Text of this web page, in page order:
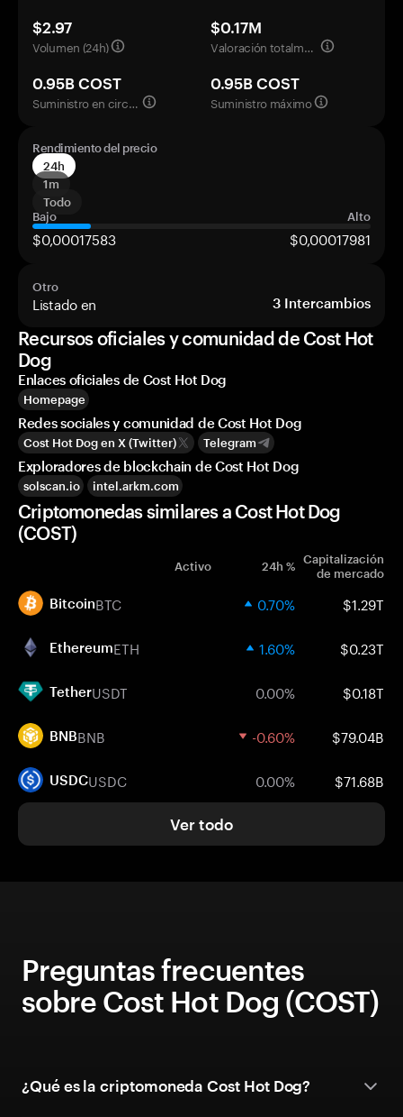
$2.97
Volumen (24h)
$0.17M
Valoración totalmente diluida
0.95B COST
Suministro en circulación
0.95B COST
Suministro máximo
Rendimiento del precio
24h
1m
Todo
Bajo
Alto
$0,00017583 $0,00017981
Otro
Listado en 3 Intercambios
Recursos oficiales y comunidad de Cost Hot
Dog
Enlaces oficiales de Cost Hot Dog
Homepage
Redes sociales y comunidad de Cost Hot Dog
Cost Hot Dog en X (Twitter) Telegram
Exploradores de blockchain de Cost Hot Dog
solscan.io intel.arkm.com
Criptomonedas similares a Cost Hot Dog
(COST)
Activo 24h % Capitalización
de mercado
BitcoinBTC 0.70% $1.29T
EthereumETH 1.60% $0.23T
TetherUSDT 0.00% $0.18T
BNBBNB -0.60% $79.04B
USDCUSDC 0.00% $71.68B
Ver todo
Preguntas frecuentes
sobre Cost Hot Dog (COST)
¿Qué es la criptomoneda Cost Hot Dog?